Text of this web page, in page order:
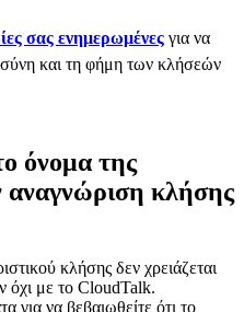
σας ενημερωμένες για να
και τη φήμη των κλήσεών
όνομα της
αναγνώριση κλήσης
κλήσης δεν χρειάζεται
όχι με το CloudTalk.
για να βεβαιωθείτε ότι το